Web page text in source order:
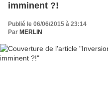
imminent ?!
Publié le 06/06/2015 à 23:14
Par MERLIN